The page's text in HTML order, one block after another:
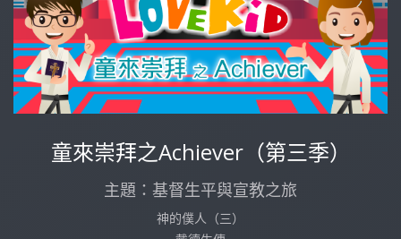
童來崇拜之Achiever（第三季）
主題：基督生平與宣教之旅
神的僕人（三）